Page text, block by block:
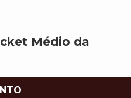
Médio da